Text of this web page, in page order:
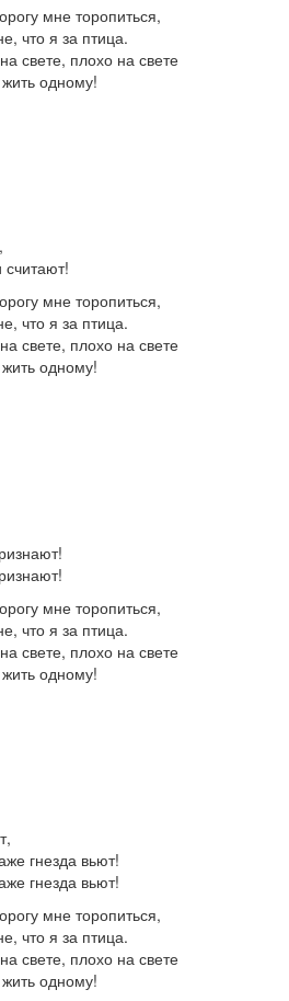
мне торопиться,
что я за птица.
свете, плохо на свете
одному!
мне торопиться,
что я за птица.
свете, плохо на свете
одному!
мне торопиться,
что я за птица.
свете, плохо на свете
одному!
гнезда вьют!
гнезда вьют!
мне торопиться,
что я за птица.
свете, плохо на свете
одному!